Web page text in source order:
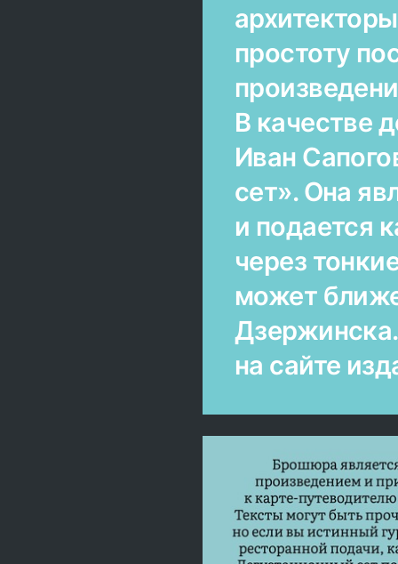
простоту
В качестве
Иван
сет». Она
и подается
через
может
на сайте